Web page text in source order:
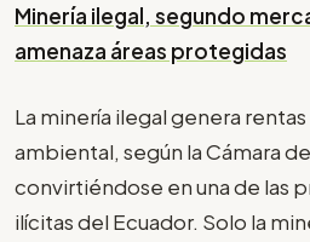
Minería ilegal, segundo
amenaza áreas protegidas
La minería ilegal genera
ambiental, según la Cámara
convirtiéndose en una de las
ilícitas del Ecuador. Solo la